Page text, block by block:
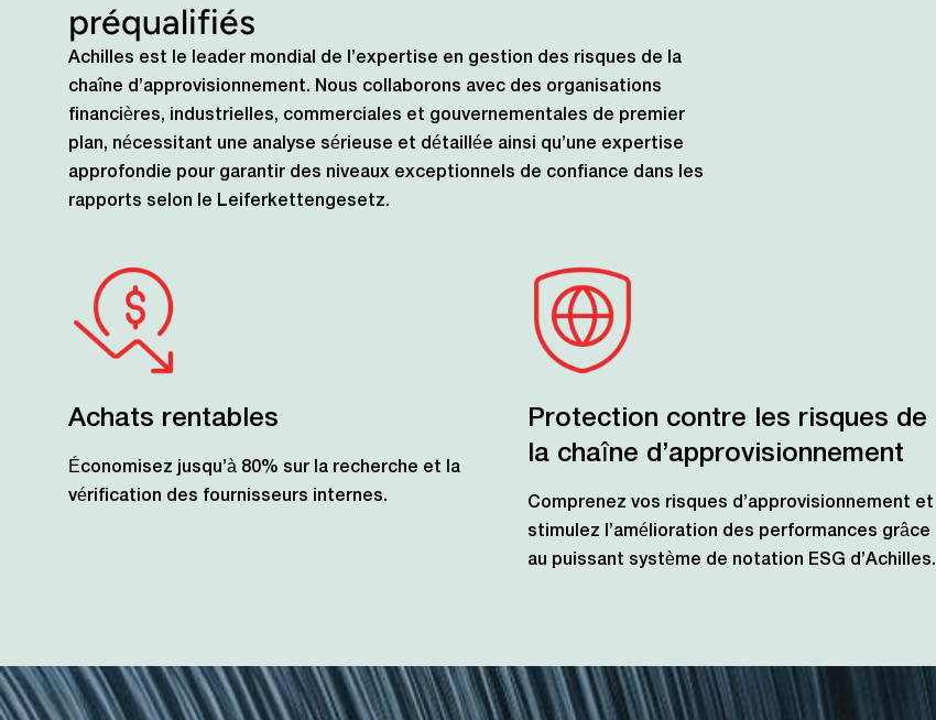
préqualifiés
Achilles est le leader mondial de l’expertise en gestion des risques de la
chaîne d’approvisionnement. Nous collaborons avec des organisations
financières, industrielles, commerciales et gouvernementales de premier
plan, nécessitant une analyse sérieuse et détaillée ainsi qu’une expertise
approfondie pour garantir des niveaux exceptionnels de confiance dans les
rapports selon le Leiferkettengesetz.
Achats rentables
Économisez jusqu’à 80% sur la recherche et la
vérification des fournisseurs internes.
Protection contre les risques de
la chaîne d’approvisionnement
Comprenez vos risques d’approvisionnement et
stimulez l’amélioration des performances grâce
au puissant système de notation ESG d’Achilles.